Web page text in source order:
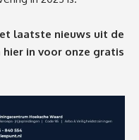
laatste nieuws uit de
hier in voor onze gratis